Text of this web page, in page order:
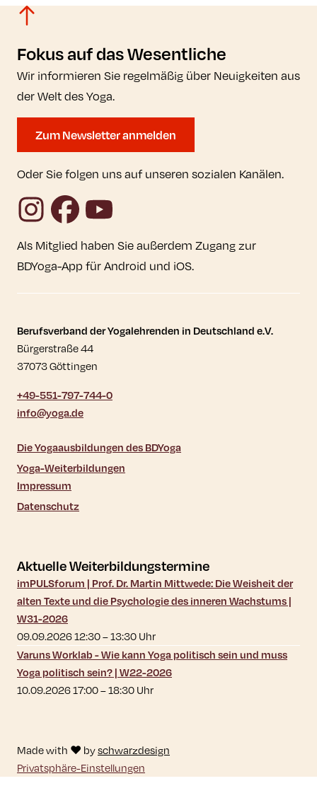
Fokus auf das Wesentliche
Wir informieren Sie regelmäßig über Neuigkeiten aus
der Welt des Yoga.
Zum Newsletter anmelden
Oder Sie folgen uns auf unseren sozialen Kanälen.
InstagramFacebookYouTube
Als Mitglied haben Sie außerdem Zugang zur
BDYoga-App für Android und iOS.
Kontaktdaten und weitere Links
Berufsverband der Yogalehrenden in Deutschland e.V.
Bürgerstraße 44
37073 Göttingen
+49-551-797-744-0
info@yoga.de
Die Yogaausbildungen des BDYoga
Yoga-Weiterbildungen
Impressum
Datenschutz
Aktuelle Weiterbildungstermine
imPULSforum | Prof. Dr. Martin Mittwede: Die Weisheit der
alten Texte und die Psychologie des inneren Wachstums |
W31-2026
09.09.2026 12:30–13:30Uhr
Varuns Worklab - Wie kann Yoga politisch sein und muss
Yoga politisch sein? | W22-2026
10.09.2026 17:00–18:30Uhr
Made with ♥ byschwarzdesign
Privatsphäre-Einstellungen